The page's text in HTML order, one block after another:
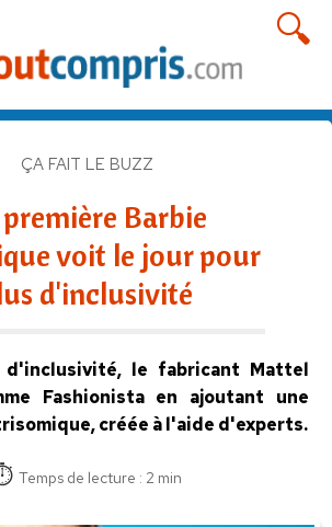
ÇA FAIT LE BUZZ
Barbie
voit le jour pour
d'inclusivité
d'inclusivité, le fabricant Mattel
Fashionista en ajoutant une
créée à l'aide d'experts.
Temps de lecture : 2 min